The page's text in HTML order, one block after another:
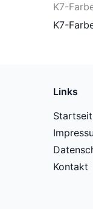
K7-
K7-
Links
Kontakt